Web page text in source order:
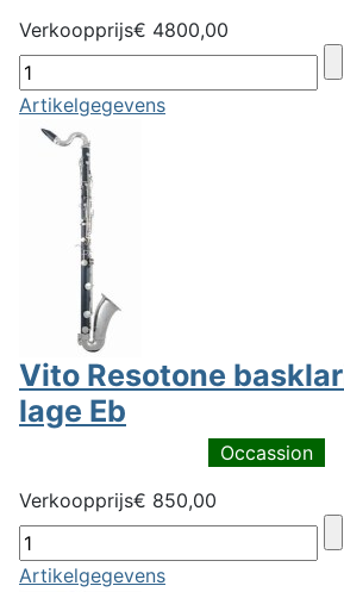
Verkoopprijs€ 4800,00
Artikelgegevens
Vito Resotone
lage Eb
Occassion
Verkoopprijs€ 850,00
Artikelgegevens